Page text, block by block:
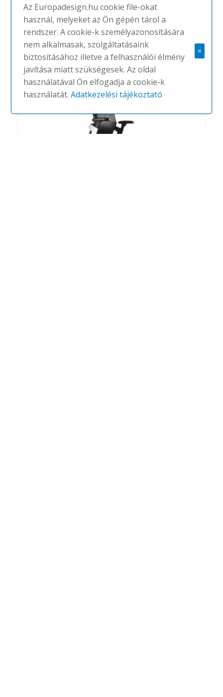
Timetable Lift
WILKHAHN
Az Europadesign.hu cookie file-okat
használ, melyeket az Ön gépén tárol a
rendszer. A cookie-k személyazonosítására
nem alkalmasak, szolgáltatásaink
biztosításához illetve a felhasználói élmény
javítása miatt szükségesek. Az oldal
használatával Ön elfogadja a cookie-k
használatát.Adatkezelési tájékoztató
×